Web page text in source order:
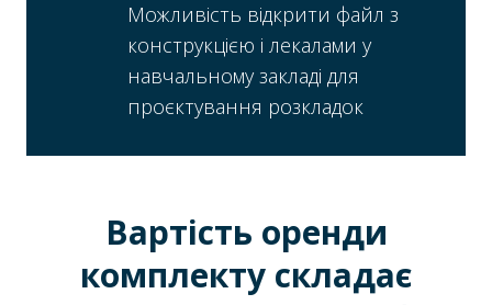
Можливість відкрити файл з
конструкцією і лекалами у
навчальному закладі для
проєктування розкладок
Вартість оренди
комплекту складає